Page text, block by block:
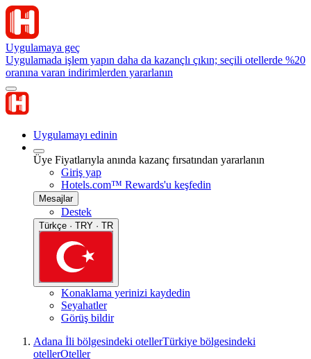
Uygulamaya geç
Uygulamada işlem yapın daha da kazançlı çıkın; seçili otellerde %20
oranına varan indirimlerden yararlanın
Uygulamayı edinin
Üye Fiyatlarıyla anında kazanç fırsatından yararlanın
Giriş yap
Hotels.com™ Rewards'u keşfedin
Mesajlar
Destek
Türkçe · TRY · TR
Konaklama yerinizi kaydedin
Seyahatler
Görüş bildir
Adana İli bölgesindeki otellerTürkiye bölgesindeki
otellerOteller